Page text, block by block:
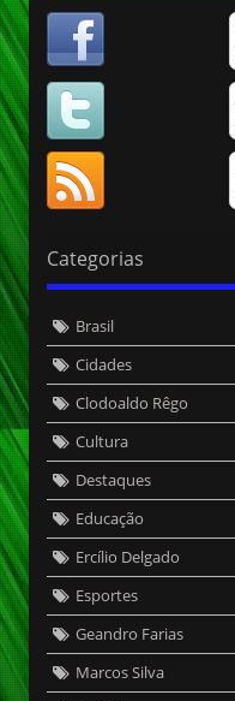
Categorias
Brasil
Cidades
Clodoaldo Rêgo
Cultura
Destaques
Educação
Ercílio Delgado
Esportes
Geandro Farias
Marcos Silva